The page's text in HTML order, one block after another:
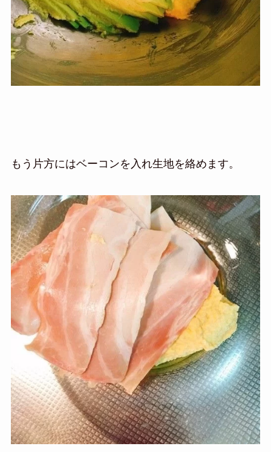
もう片方にはベーコンを入れ生地を絡めます。